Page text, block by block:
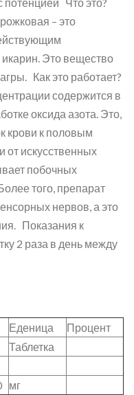
– это
икарин. Это вещество
Как это работает?
содержится в
оксида азота. Это,
крови к половым
от искусственных
побочных
того, препарат
нервов, а это
Показания к
2 раза в день между
Еденица
Процент
Таблетка
мг